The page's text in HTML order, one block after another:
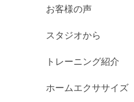
お客様の声
スタジオから
トレーニング紹介
ホームエクササイズ